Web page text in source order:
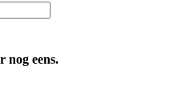
nog eens.